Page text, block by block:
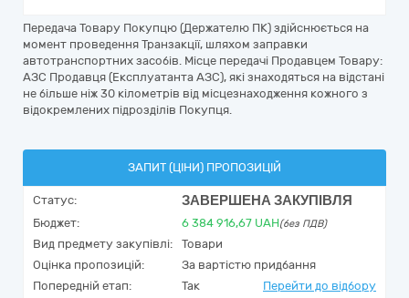
Передача Товару Покупцю (Держателю ПК) здійснюється на
момент проведення Транзакції, шляхом заправки
автотранспортних засобів. Місце передачі Продавцем Товару:
АЗС Продавця (Експлуатанта АЗС), які знаходяться на відстані
не більше ніж 30 кілометрів від місцезнаходження кожного з
відокремлених підрозділів Покупця.
ЗАПИТ (ЦІНИ) ПРОПОЗИЦІЙ
Статус: ЗАВЕРШЕНА ЗАКУПІВЛЯ
Бюджет: 6 384 916,67 UAH(без ПДВ)
Вид предмету закупівлі:
Товари
Оцінка пропозицій:
За вартістю придбання
Попередній етап:
Так Перейти до відбору